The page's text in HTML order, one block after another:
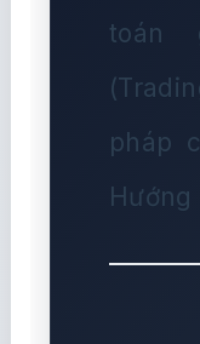
toán
pháp